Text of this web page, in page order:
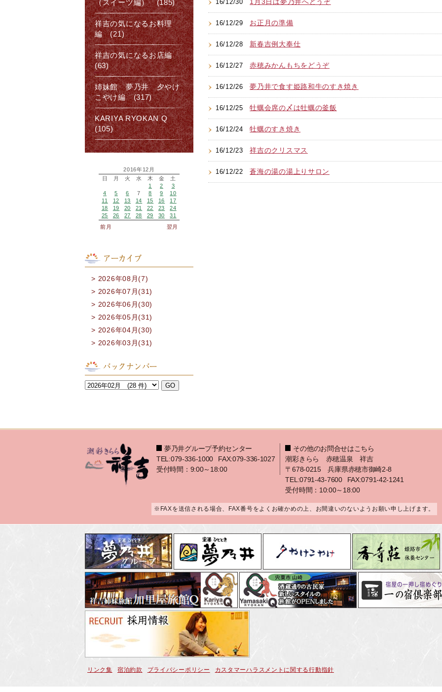
16/12/30
16/12/29 お正月の準備
16/12/28 新春吉例大奉仕
16/12/27赤穂みかんもちをどうぞ
16/12/26夢乃井で食す姫路和牛のすき焼き
16/12/25牡蠣会席の〆は牡蠣の釜飯
16/12/24牡蠣のすき焼き
16/12/23祥吉のクリスマス
16/12/22蒼海の湯の湯上りサロン
（スイーツ編） (185)
祥吉の気になるお料理
編 (21)
祥吉の気になるお店編
(63)
姉妹館 夢乃井 夕やけ
こやけ編 (317)
KARIYA RYOKAN Q
(105)
2016年12月
日
月 火 水 木 金
土
1
2
3
4
5 6 7 8 9
10
11
12 13 14 15 16
17
18
19 20 21 22 23
24
25
26 27 28 29 30
31
前月
翌月
アーカイブ
2026年08月(7)
2026年07月(31)
2026年06月(30)
2026年05月(31)
2026年04月(30)
2026年03月(31)
バックナンバー
夢乃井グループ予約センター
TEL:079-336-1000
FAX:079-336-1027
受付時間：9:00～18:00
その他のお問合せはこちら
潮彩きらら 赤穂温泉 祥吉
〒678-0215 兵庫県赤穂市御崎2-8
TEL:0791-43-7600
FAX:0791-42-1241
受付時間：10:00～18:00
※FAXを送信される場合、FAX番号をよくお確かめの上、お間違いのないようお願い申し上げます。
リンク集 宿泊約款 プライバシーポリシー カスタマーハラスメントに関する行動指針